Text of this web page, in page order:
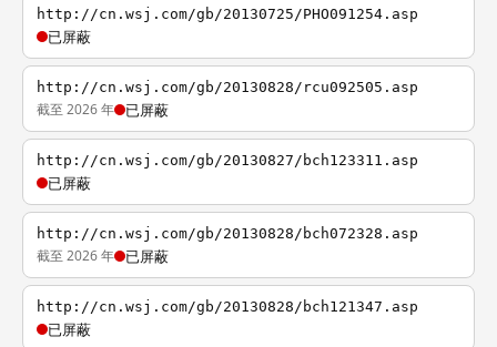
http://cn.wsj.com/gb/20130725/PHO091254.asp
已屏蔽
http://cn.wsj.com/gb/20130828/rcu092505.asp
截至 2026 年 已屏蔽
http://cn.wsj.com/gb/20130827/bch123311.asp
已屏蔽
http://cn.wsj.com/gb/20130828/bch072328.asp
截至 2026 年 已屏蔽
http://cn.wsj.com/gb/20130828/bch121347.asp
已屏蔽